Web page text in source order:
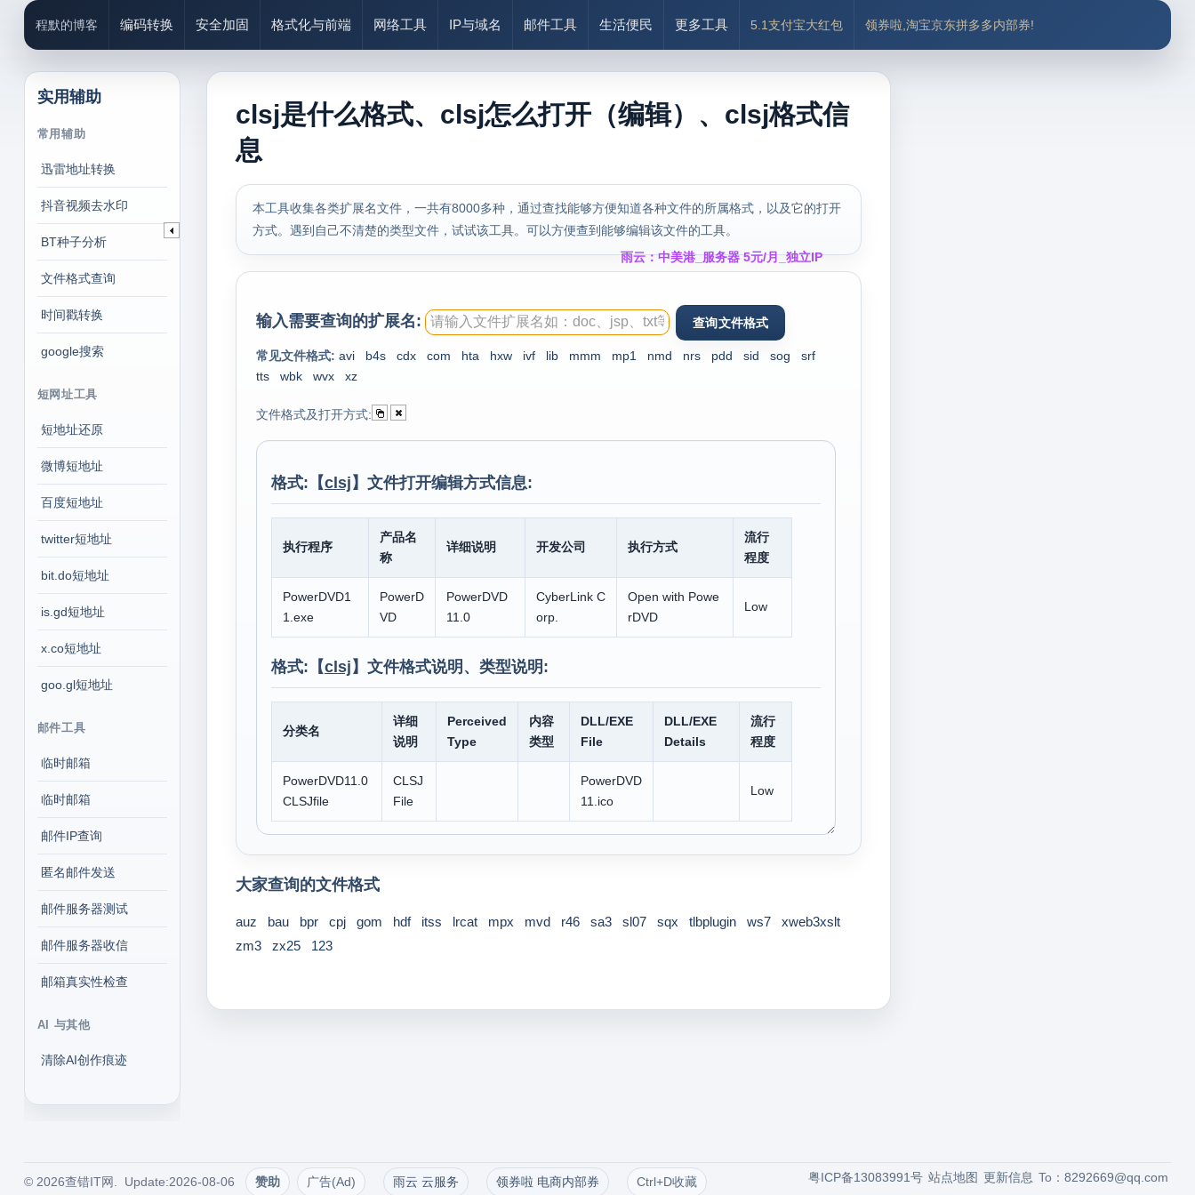
程默的博客 编码转换 安全加固 格式化与前端 网络工具 IP与域名 邮件工具 生活便民 更多工具 5.1支付宝大红包 领券啦,淘宝京东拼多多内部券!
实用辅助
常用辅助
迅雷地址转换
抖音视频去水印
BT种子分析
文件格式查询
时间戳转换
google搜索
短网址工具
短地址还原
微博短地址
百度短地址
twitter短地址
bit.do短地址
is.gd短地址
x.co短地址
goo.gl短地址
邮件工具
临时邮箱
临时邮箱
邮件IP查询
匿名邮件发送
邮件服务器测试
邮件服务器收信
邮箱真实性检查
AI 与其他
清除AI创作痕迹
clsj是什么格式、clsj怎么打开（编辑）、clsj格式信
息
本工具收集各类扩展名文件，一共有8000多种，通过查找能够方便知道各种文件的所属格式，以及它的打开
方式。遇到自己不清楚的类型文件，试试该工具。可以方便查到能够编辑该文件的工具。
雨云：中美港_服务器 5元/月_独立IP
输入需要查询的扩展名:
常见文件格式: avi b4s cdx com hta hxw ivf lib mmm mp1 nmd nrs pdd sid sog
srf
tts
wbk wvx xz
文件格式及打开方式:
格式:【clsj 】文件打开编辑方式信息:
执行程序
产品名
称
详细说明 开发公司 执行方式
流行
程度
PowerDVD1
1.exe
PowerD
VD
PowerDVD
11.0
CyberLink C
orp.
Open with Powe
rDVD
Low
格式:【clsj 】文件格式说明、类型说明:
分类名
详细
说明
Perceived
Type
内容
类型
DLL/EXE
File
DLL/EXE
Details
流行
程度
PowerDVD11.0
CLSJfile
CLSJ
File
PowerDVD
11.ico
Low
大家查询的文件格式
auz bau bpr cpj gom hdf itss lrcat mpx mvd r46 sa3 sl07 sqx tlbplugin ws7
xweb3xslt
zm3
zx25 123
© 2026查错IT网. Update:2026-08-06 赞助 广告(Ad) 雨云 云服务 领券啦 电商内部券 Ctrl+D收藏 To：8292669@qq.com
更新信息
站点地图
粤ICP备13083991号